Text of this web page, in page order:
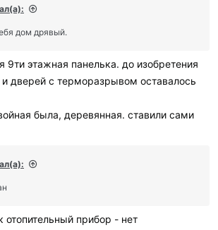
дом дрявый.
9ти этажная панелька. до изобретения
дверей с терморазрывом оставалось
была, деревянная. ставили сами
отопительный прибор - нет